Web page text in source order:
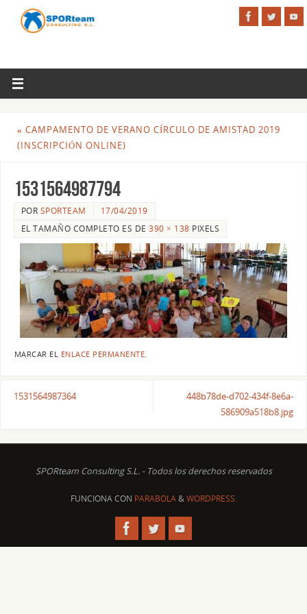
« CAMPAMENTO DE VERANO CÍRCULO DE AMISTAD 2019
(INSCRIPCIÓN ONLINE)
1531564987794
POR SPORTEAM
17/04/2019
EL TAMAÑO COMPLETO ES DE390 × 138 PIXELS
MARCAR EL ENLACE PERMANENTE
1531564987364
448b78de-d702-434f-8e6a-
586909a518b8.jpg
SPORteam Consulting S.L. - Todos los derechos reservados
FUNCIONA CON PARABOLA&WORDPRESS.